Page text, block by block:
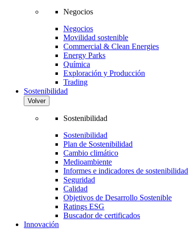
Negocios
Negocios
Movilidad sostenible
Commercial & Clean Energies
Energy Parks
Química
Exploración y Producción
Trading
Sostenibilidad
Volver
Sostenibilidad
Sostenibilidad
Plan de Sostenibilidad
Cambio climático
Medioambiente
Informes e indicadores de sostenibilidad
Seguridad
Calidad
Objetivos de Desarrollo Sostenible
Ratings ESG
Buscador de certificados
Innovación